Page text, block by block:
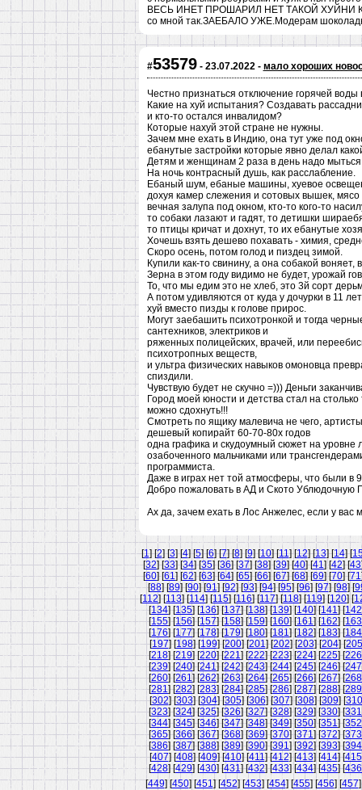
ВЕСЬ ИНЕТ ПРОШАРИЛ НЕТ ТАКОЙ ХУЙНИ
со мной так.ЗАЕБАЛО УЖЕ.Модерам
#53579- 23.07.2022 - мало хороших
Честно признаться отключение горячей
Какие на хуй испытания? Создавать
и кто-то остался инвалидом?
Которые нахуй этой стране не нужны.
Зачем мне ехать в Индию, она тут уже под
ебанутые застройки которые явно делал
Детям и женщинам 2 раза в день надо
На ночь контрасный душь, как расслабление.
Ебаный шум, ебаные машины, хуевое
дохуя камер слежения и сотовых вышек,
вечная залупа под окном, кто-то кого-то
то собаки лазают и гадят, то детишки
то птицы кричат и дохнут, то их ебанутые
Хочешь взять дешево похавать - химия,
Скоро осень, потом голод и пиздец зимой.
Купили как-то свинину, а она собакой
Зерна в этом году видимо не будет, урожай
То, что мы едим это не хлеб, это 3й сорт
А потом удивляются от куда у дочурки в 11
хуй вместо пизды к голове прирос.
Могут заебашить психотронкой и тогда
сантехников, электриков и
ряженных полицейских, врачей, или
психотропных веществ,
и ультра физических навыков омоновца
спиздили.
Чувствую будет не скучно =))) Деньги
Город моей юности и детства стал на
можно сдохнуть!!!
Смотреть по ящику малевича не чего,
дешевый копирайт 60-70-80х годов
одна графика и скудоумный сюжет на уровне
озабоченного мальчиками или
программиста.
Даже в играх нет той атмосферы, что были в
Добро пожаловать в АД и Ското Ублюдочную
Ах да, зачем ехать в Лос Анжелес, если у вас
[1] [2] [3] [4] [5] [6] [7] [8] [9] [10] [11] [12] [13] [14] [
[32] [33] [34] [35] [36] [37] [38] [39] [40] [41] [42] [43
[60] [61] [62] [63] [64] [65] [66] [67] [68] [69] [70] [71
[88] [89] [90] [91] [92] [93] [94] [95] [96] [97] [98] [
[112] [113] [114] [115] [116] [117] [118] [119] [120] [
[134] [135] [136] [137] [138] [139] [140] [141] [142
[155] [156] [157] [158] [159] [160] [161] [162] [163
[176] [177] [178] [179] [180] [181] [182] [183] [184
[197] [198] [199] [200] [201] [202] [203] [204] [205
[218] [219] [220] [221] [222] [223] [224] [225] [226
[239] [240] [241] [242] [243] [244] [245] [246] [247
[260] [261] [262] [263] [264] [265] [266] [267] [268
[281] [282] [283] [284] [285] [286] [287] [288] [289
[302] [303] [304] [305] [306] [307] [308] [309] [310
[323] [324] [325] [326] [327] [328] [329] [330] [331
[344] [345] [346] [347] [348] [349] [350] [351] [352
[365] [366] [367] [368] [369] [370] [371] [372] [373
[386] [387] [388] [389] [390] [391] [392] [393] [394
[407] [408] [409] [410] [411] [412] [413] [414] [415
[428] [429] [430] [431] [432] [433] [434] [435] [436
[449] [450] [451] [452] [453] [454] [455] [456] [457